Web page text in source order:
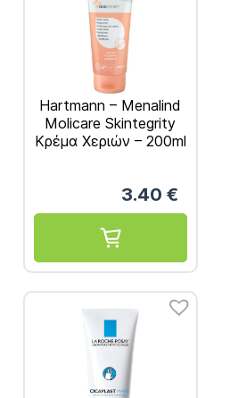
Hartmann – Menalind
Molicare Skintegrity
Κρέμα Χεριών – 200ml
3.40 €